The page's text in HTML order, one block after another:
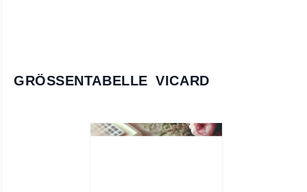
GRÖSSENTABELLE VICARD